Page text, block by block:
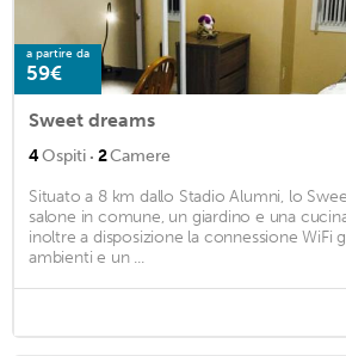
a partire da
59€
Sweet dreams
4Ospiti · 2Camere
Situato a 8 km dallo Stadio Alumni, lo
salone in comune, un giardino e una
inoltre a disposizione la connessione WiFi
ambienti e un ...